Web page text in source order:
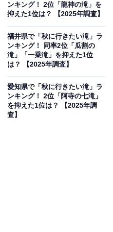
ンキング！ 2位「龍神の滝」を
抑えた1位は？ 【2025年調査】
福井県で「秋に行きたい滝」ラ
ンキング！ 同率2位「瓜割の
滝」「一乗滝」を抑えた1位
は？ 【2025年調査】
愛知県で「秋に行きたい滝」ラ
ンキング！ 2位「阿寺の七滝」
を抑えた1位は？ 【2025年調
査】